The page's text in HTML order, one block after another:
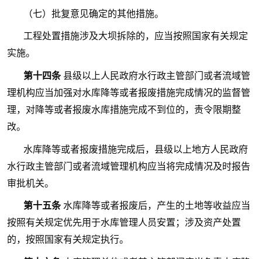
（七）批复意见确定的其他措施。
工程处置措施涉及大坝拆除的，应当按照国家有关规定
实施。
第十四条县级以上人民政府水行政主管部门或者流域管
理机构应当加强对水库降等或者报废措施完成情况的监督管
理，对降等或者报废水库措施完成不到位的，责令限期整
改。
水库降等或者报废措施完成后，县级以上地方人民政府
水行政主管部门或者流域管理机构应当将完成情况及时报告
审批机关。
第十五条水库降等或者报废后，产生的土地等收益应当
按照有关规定优先用于水库管理人员安置；涉及资产处置
的，按照国家有关规定执行。